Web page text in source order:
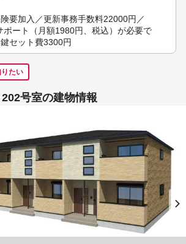
要加入／更新事務手数料22000円／
ポート（月額1980円、税込）が必要で
セット費3300円
たい
号室の建物情報